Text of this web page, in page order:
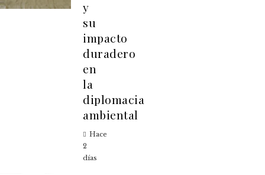
y
su
impacto
duradero
en
la
diplomacia
ambiental
Hace
2
días